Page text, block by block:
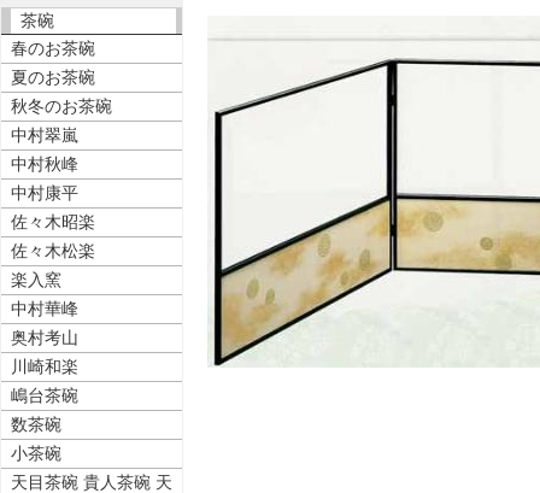
茶碗
春のお茶碗
夏のお茶碗
秋冬のお茶碗
中村翠嵐
中村秋峰
中村康平
佐々木昭楽
佐々木松楽
楽入窯
中村華峰
奥村考山
川崎和楽
嶋台茶碗
数茶碗
小茶碗
天目茶碗 貴人茶碗 天